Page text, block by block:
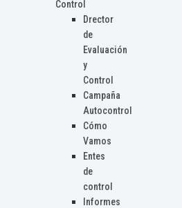
Control
Drector
de
Evaluación
y
Control
Campaña
Autocontrol
Cómo
Vamos
Entes
de
control
Informes